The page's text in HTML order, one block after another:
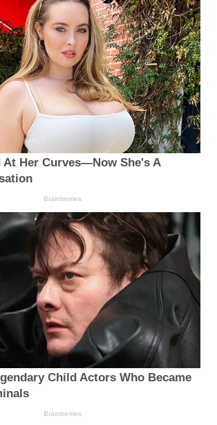
At Her Curves—Now She's A
Brainberries
Child Actors Who Became
Brainberries